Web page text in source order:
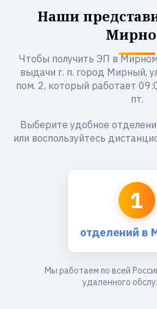
Наши
Чтобы получить ЭП в
выдачи г. п. город Мирный,
пом. 2, который работает
пт.
Выберите удобное
или воспользуйтесь
1
отделений в
Мы работаем по всей
удаленного